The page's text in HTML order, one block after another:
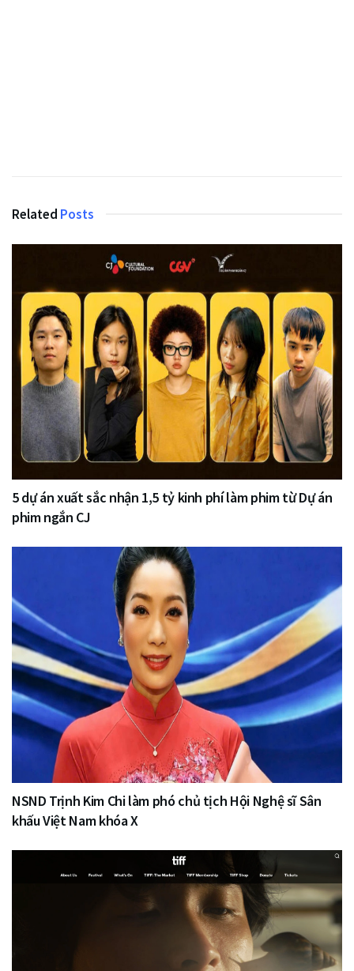
Related Posts
5 dự án xuất sắc nhận 1,5 tỷ kinh phí làm phim từ Dự án
phim ngắn CJ
NSND Trịnh Kim Chi làm phó chủ tịch Hội Nghệ sĩ Sân
khấu Việt Nam khóa X